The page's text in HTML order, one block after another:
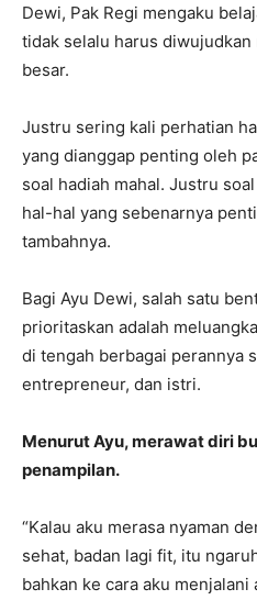
Dewi, Pak Regi mengaku
tidak selalu harus
besar.
Justru sering kali perhatian
yang dianggap penting oleh
soal hadiah mahal. Justru
hal-hal yang sebenarnya
tambahnya.
Bagi Ayu Dewi, salah satu
prioritaskan adalah
di tengah berbagai perannya
entrepreneur, dan istri.
Menurut Ayu, merawat diri
penampilan.
“Kalau aku merasa nyaman
sehat, badan lagi fit, itu
bahkan ke cara aku